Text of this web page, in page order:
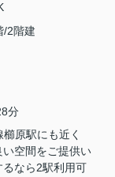
/2階建
分
原駅にも近く
空間をご提供い
なら2駅利用可